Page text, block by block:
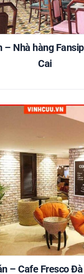
– Nhà hàng
Cai
– Cafe Fresco